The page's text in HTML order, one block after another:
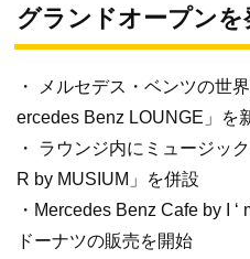
グランドオープンを
・ メルセデス・ベンツの世
ercedes Benz LOUNGE」を
・ ラウンジ内にミュージッ
R by MUSIUM」を併設
・Mercedes Benz Cafe by I
ドーナツの販売を開始